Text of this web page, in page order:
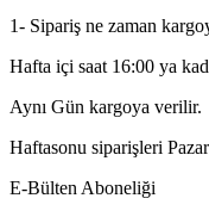
1- Sipariş ne zaman
Hafta içi saat 16:00 ya
Aynı Gün kargoya verilir.
Haftasonu siparişleri
E-Bülten Aboneliği